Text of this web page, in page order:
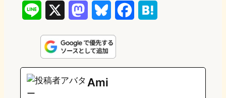
n
e
s
t
o
u
e
e
e
Ami